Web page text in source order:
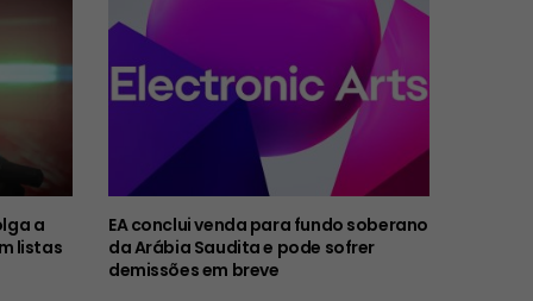
a
listas
EA conclui venda para fundo soberano
da Arábia Saudita e pode sofrer
demissões em breve